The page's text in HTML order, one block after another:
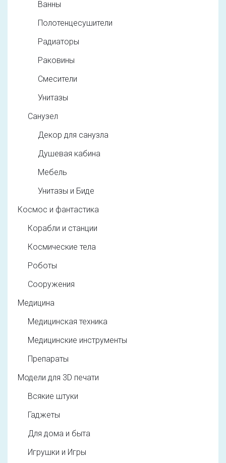
Ванны
Полотенцесушители
Радиаторы
Раковины
Смесители
Унитазы
Санузел
Декор для санузла
Душевая кабина
Мебель
Унитазы и Биде
Космос и фантастика
Корабли и станции
Космические тела
Роботы
Сооружения
Медицина
Медицинская техника
Медицинские инструменты
Препараты
Модели для 3D печати
Всякие штуки
Гаджеты
Для дома и быта
Игрушки и Игры